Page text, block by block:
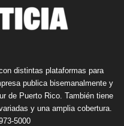
distintas plataformas para
publica bisemanalmente y
de Puerto Rico. También tiene
y una amplia cobertura.
5000